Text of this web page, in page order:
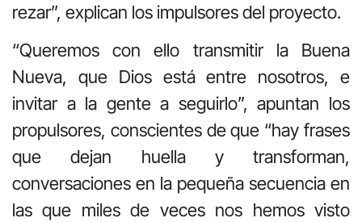
rezar”, explican los impulsores del proyecto.
“Queremos con ello transmitir la Buena
Nueva, que Dios está entre nosotros, e
invitar a la gente a seguirlo”, apuntan los
propulsores, conscientes de que “hay frases
que dejan huella y transforman,
conversaciones en la pequeña secuencia en
las que miles de veces nos hemos visto